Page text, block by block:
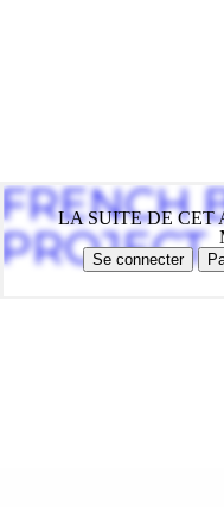
LA SUITE DE CET
Se connecter
FRENCH
PROJECT